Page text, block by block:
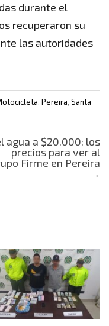
durante el
recuperaron su
las autoridades
, Pereira, Santa
agua a $20.000: los
precios para ver al
Firme en Pereira
→